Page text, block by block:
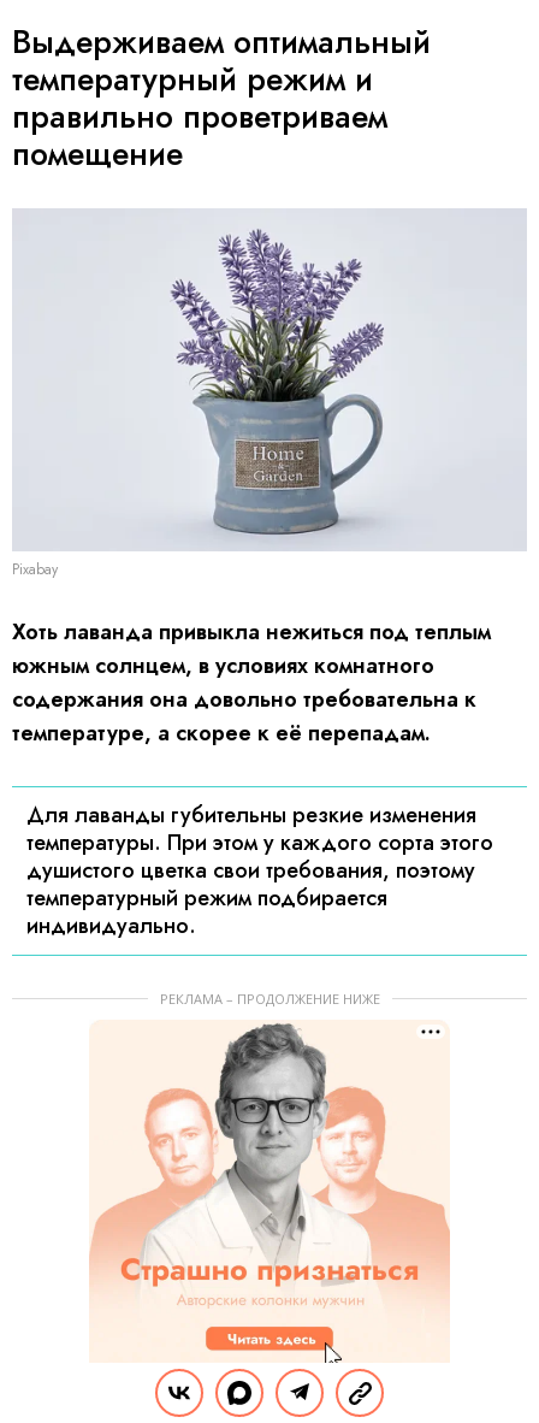
Выдерживаем оптимальный
температурный режим и
правильно проветриваем
помещение
Pixabay
Хоть лаванда привыкла нежиться под теплым
южным солнцем, в условиях комнатного
содержания она довольно требовательна к
температуре, а скорее к её перепадам.
Для лаванды губительны резкие изменения
температуры. При этом у каждого сорта этого
душистого цветка свои требования, поэтому
температурный режим подбирается
индивидуально.
РЕКЛАМА – ПРОДОЛЖЕНИЕ НИЖЕ